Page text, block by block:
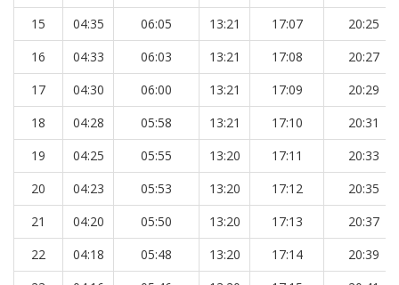
15
04:35 06:05 13:21 17:07
20:25
16
04:33 06:03 13:21 17:08
20:27
17
04:30 06:00 13:21 17:09
20:29
18
04:28 05:58 13:21 17:10
20:31
19
04:25 05:55 13:20 17:11
20:33
20
04:23 05:53 13:20 17:12
20:35
21
04:20 05:50 13:20 17:13
20:37
22
04:18 05:48 13:20 17:14
20:39